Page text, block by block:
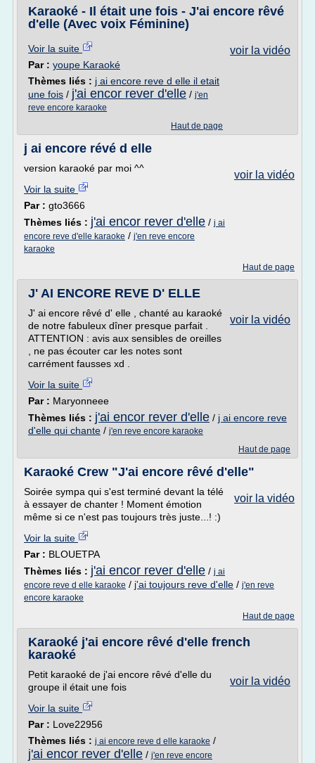
Karaoké - Il était une fois - J'ai encore rêvé
d'elle (Avec voix Féminine)
voir la vidéo
Voir la suite
Par : youpe Karaoké
Thèmes liés : j ai encore reve d elle il etait
une fois / j'ai encor rever d'elle / j'en
reve encore karaoke
Haut de page
j ai encore révé d elle
voir la vidéo
version karaoké par moi ^^
Voir la suite
Par : gto3666
Thèmes liés : j'ai encor rever d'elle / j ai
encore reve d'elle karaoke / j'en reve encore
karaoke
Haut de page
J' AI ENCORE REVE D' ELLE
voir la vidéo
J' ai encore rêvé d' elle , chanté au karaoké
de notre fabuleux dîner presque parfait .
ATTENTION : avis aux sensibles de oreilles
, ne pas écouter car les notes sont
carrément fausses xd .
Voir la suite
Par : Maryonneee
Thèmes liés : j'ai encor rever d'elle / j ai encore reve
d'elle qui chante / j'en reve encore karaoke
Haut de page
Karaoké Crew "J'ai encore rêvé d'elle"
voir la vidéo
Soirée sympa qui s'est terminé devant la télé
à essayer de chanter ! Moment émotion
même si ce n'est pas toujours très juste...! :)
Voir la suite
Par : BLOUETPA
Thèmes liés : j'ai encor rever d'elle / j ai
encore reve d elle karaoke / j'ai toujours reve d'elle / j'en reve
encore karaoke
Haut de page
Karaoké j'ai encore rêvé d'elle french
karaoké
voir la vidéo
Petit karaoké de j'ai encore rêvé d'elle du
groupe il était une fois
Voir la suite
Par : Love22956
Thèmes liés : j ai encore reve d elle karaoke /
j'ai encor rever d'elle / j'en reve encore